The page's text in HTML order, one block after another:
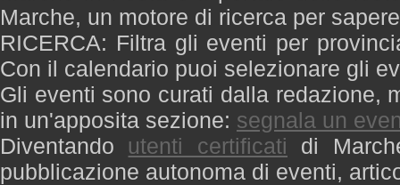
Marche, un motore di ricerca per
RICERCA: Filtra gli eventi per
Con il calendario puoi selezionare gli
Gli eventi sono curati dalla redazione,
in un'apposita sezione: segnala un
Diventando utenti certificati di
pubblicazione autonoma di eventi,